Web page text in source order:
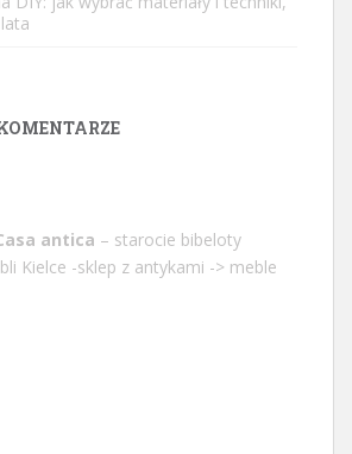
antica – starocie bibeloty
Kielce -sklep z antykami -> meble